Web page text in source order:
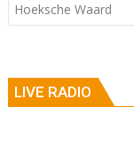
Hoeksche Waard
LIVE RADIO